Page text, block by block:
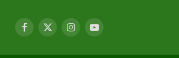
Facebook
X
InstagramYouTube